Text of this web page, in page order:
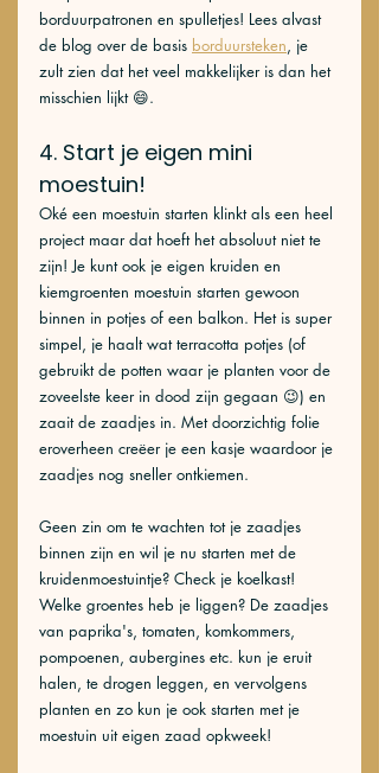
borduurpatronen en spulletjes! Lees alvast
de blog over de basis borduursteken, je
zult zien dat het veel makkelijker is dan het
misschien lijkt 😄.
4. Start je eigen mini
moestuin!
Oké een moestuin starten klinkt als een heel
project maar dat hoeft het absoluut niet te
zijn! Je kunt ook je eigen kruiden en
kiemgroenten moestuin starten gewoon
binnen in potjes of een balkon. Het is super
simpel, je haalt wat terracotta potjes (of
gebruikt de potten waar je planten voor de
zoveelste keer in dood zijn gegaan 😉) en
zaait de zaadjes in. Met doorzichtig folie
eroverheen creëer je een kasje waardoor je
zaadjes nog sneller ontkiemen.
Geen zin om te wachten tot je zaadjes
binnen zijn en wil je nu starten met de
kruidenmoestuintje? Check je koelkast!
Welke groentes heb je liggen? De zaadjes
van paprika's, tomaten, komkommers,
pompoenen, aubergines etc. kun je eruit
halen, te drogen leggen, en vervolgens
planten en zo kun je ook starten met je
moestuin uit eigen zaad opkweek!